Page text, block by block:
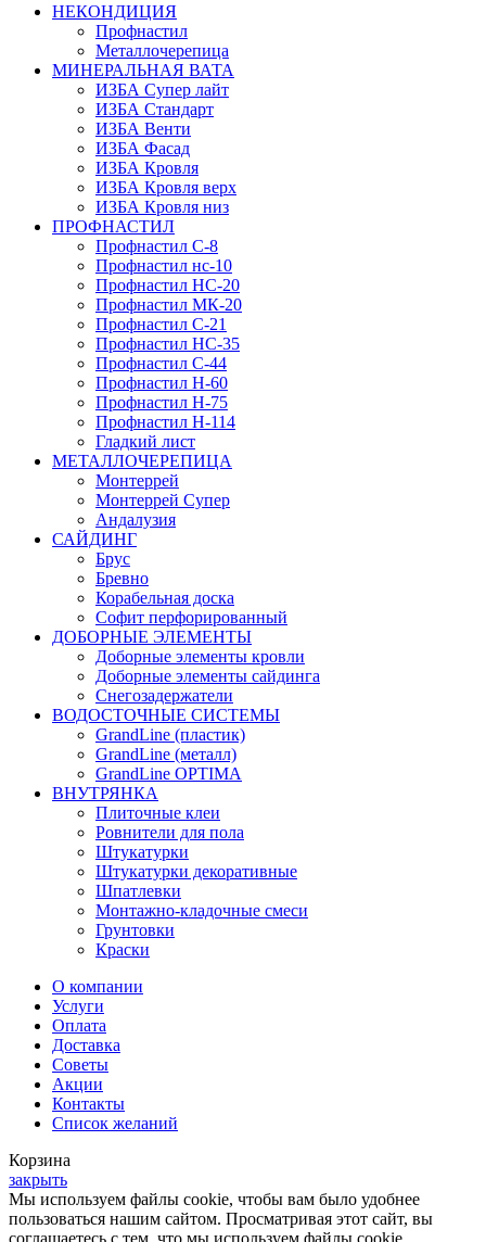
НЕКОНДИЦИЯ
Профнастил
Металлочерепица
МИНЕРАЛЬНАЯ ВАТА
ИЗБА Супер лайт
ИЗБА Стандарт
ИЗБА Венти
ИЗБА Фасад
ИЗБА Кровля
ИЗБА Кровля верх
ИЗБА Кровля низ
ПРОФНАСТИЛ
Профнастил С-8
Профнастил нс-10
Профнастил НС-20
Профнастил МК-20
Профнастил С-21
Профнастил НС-35
Профнастил С-44
Профнастил Н-60
Профнастил Н-75
Профнастил Н-114
Гладкий лист
МЕТАЛЛОЧЕРЕПИЦА
Монтеррей
Монтеррей Супер
Андалузия
САЙДИНГ
Брус
Бревно
Корабельная доска
Софит перфорированный
ДОБОРНЫЕ ЭЛЕМЕНТЫ
Доборные элементы кровли
Доборные элементы сайдинга
Снегозадержатели
ВОДОСТОЧНЫЕ СИСТЕМЫ
GrandLine (пластик)
GrandLine (металл)
GrandLine OPTIMA
ВНУТРЯНКА
Плиточные клеи
Ровнители для пола
Штукатурки
Штукатурки декоративные
Шпатлевки
Монтажно-кладочные смеси
Грунтовки
Краски
О компании
Услуги
Оплата
Доставка
Советы
Акции
Контакты
Список желаний
Корзина
закрыть
Мы используем файлы cookie, чтобы вам было удобнее
пользоваться нашим сайтом. Просматривая этот сайт, вы
соглашаетесь с тем, что мы используем файлы cookie.